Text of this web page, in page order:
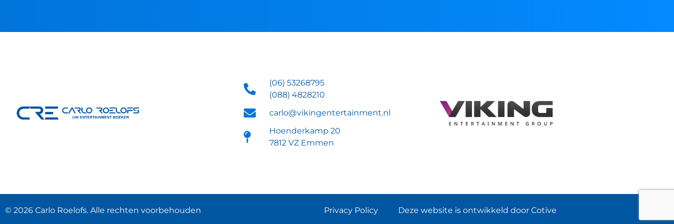
(06) 53268795
(088) 4828210
carlo@vikingentertainment.nl
Hoenderkamp 20
7812 VZ Emmen
© 2026 Carlo Roelofs. Alle rechten voorbehouden Privacy Policy Deze website is ontwikkeld door Cotive